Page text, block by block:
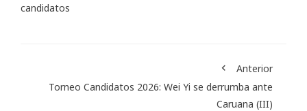
candidatos
Anterior
Torneo Candidatos 2026: Wei Yi se derrumba ante
Caruana (III)